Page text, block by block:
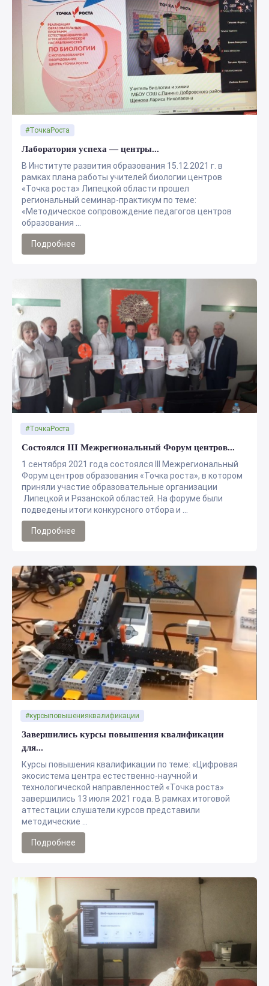
Лаборатория успеха — центры...
В Институте развития образования 15.12.2021 г. в
рамках плана работы учителей биологии центров
«Точка роста» Липецкой области прошел
региональный семинар-практикум по теме:
«Методическое сопровождение педагогов центров
образования ...
#ТочкаРоста
Подробнее
Состоялся III Межрегиональный Форум центров...
1 сентября 2021 года состоялся III Межрегиональный
Форум центров образования «Точка роста», в котором
приняли участие образовательные организации
Липецкой и Рязанской областей. На форуме были
подведены итоги конкурсного отбора и ...
#ТочкаРоста
Подробнее
Завершились курсы повышения квалификации
для...
Курсы повышения квалификации по теме: «Цифровая
экосистема центра естественно-научной и
технологической направленностей «Точка роста»
завершились 13 июля 2021 года. В рамках итоговой
аттестации слушатели курсов представили
методические ...
#курсыповышенияквалификации
Подробнее